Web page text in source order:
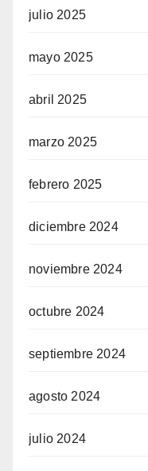
julio 2025
mayo 2025
abril 2025
marzo 2025
febrero 2025
diciembre 2024
noviembre 2024
octubre 2024
septiembre 2024
agosto 2024
julio 2024